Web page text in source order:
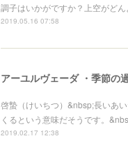
調子はいかがですか？上空がど
2019.05.16 07:58
アーユルヴェーダ ・季節の
啓蟄（けいちつ）&nbsp;長いあ
くるという意味だそうです。
2019.02.17 12:38